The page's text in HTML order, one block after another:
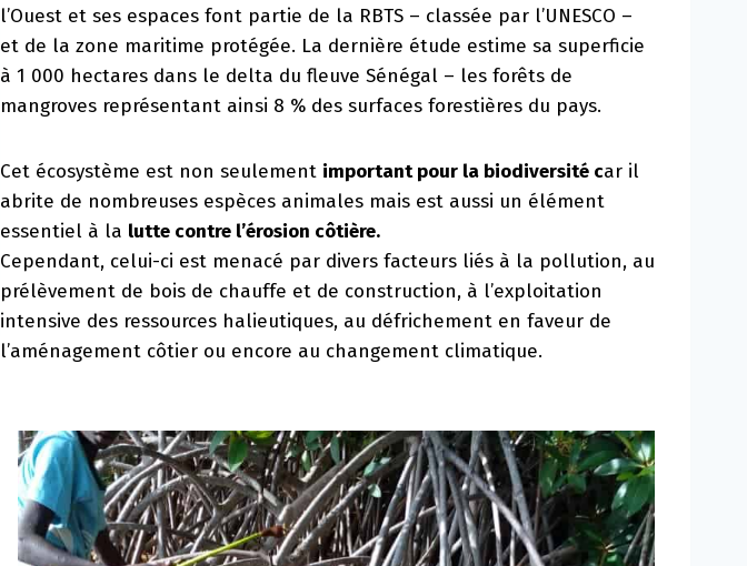
l’Ouest et ses espaces font partie de la RBTS – classée par l’UNESCO –
et de la zone maritime protégée. La dernière étude estime sa superficie
à 1 000 hectares dans le delta du fleuve Sénégal – les forêts de
mangroves représentant ainsi 8 % des surfaces forestières du pays.
Cet écosystème est non seulement important pour la biodiversité car il
abrite de nombreuses espèces animales mais est aussi un élément
essentiel à la lutte contre l’érosion côtière.
Cependant, celui-ci est menacé par divers facteurs liés à la pollution, au
prélèvement de bois de chauffe et de construction, à l’exploitation
intensive des ressources halieutiques, au défrichement en faveur de
l’aménagement côtier ou encore au changement climatique.